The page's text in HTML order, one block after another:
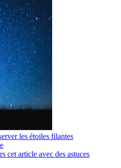
les étoiles filantes
cet article avec des astuces